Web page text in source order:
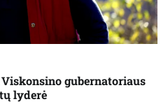
gubernatoriaus
lyderė